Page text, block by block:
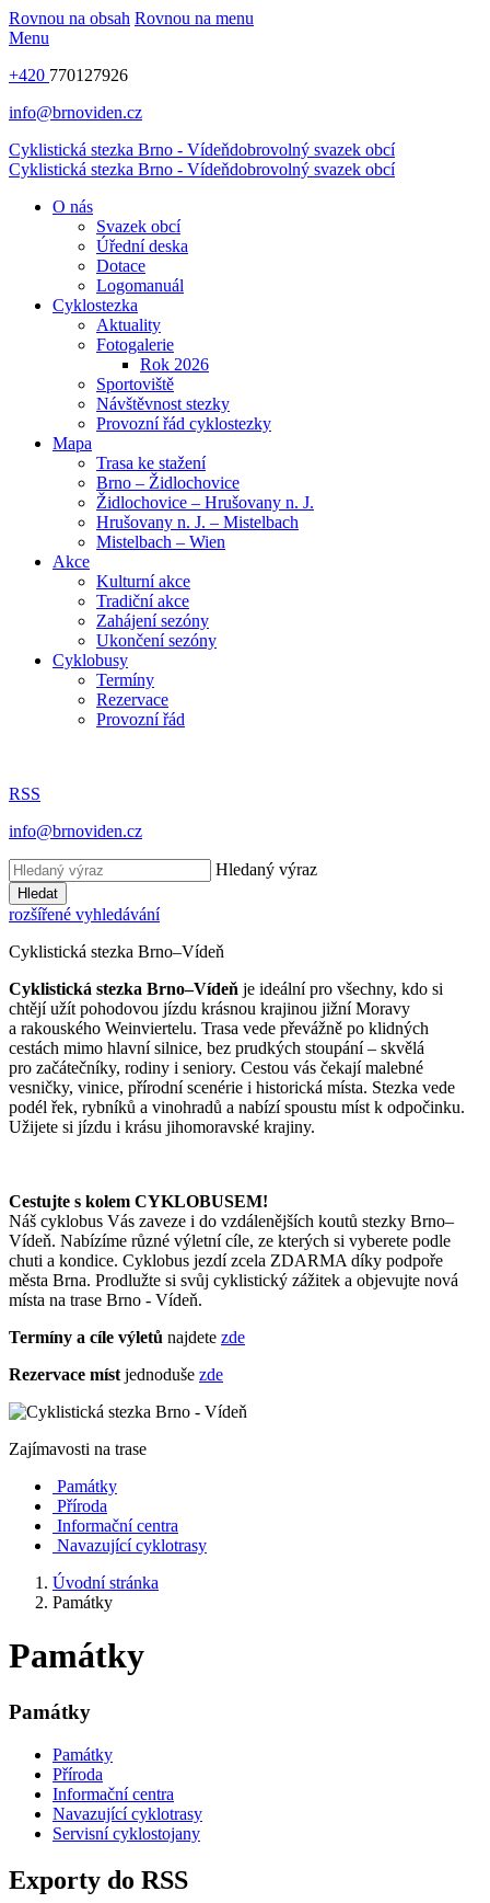
Rovnou na obsah Rovnou na menu
Menu
+420 770127926
info@brnoviden.cz
Cyklistická stezka Brno - Vídeňdobrovolný svazek obcí
Cyklistická stezka Brno - Vídeňdobrovolný svazek obcí
O nás
Svazek obcí
Úřední deska
Dotace
Logomanuál
Cyklostezka
Aktuality
Fotogalerie
Rok 2026
Sportoviště
Návštěvnost stezky
Provozní řád cyklostezky
Mapa
Trasa ke stažení
Brno – Židlochovice
Židlochovice – Hrušovany n. J.
Hrušovany n. J. – Mistelbach
Mistelbach – Wien
Akce
Kulturní akce
Tradiční akce
Zahájení sezóny
Ukončení sezóny
Cyklobusy
Termíny
Rezervace
Provozní řád
RSS
info@brnoviden.cz
Hledaný výraz
Hledat
rozšířené vyhledávání
Cyklistická stezka Brno–Vídeň
Cyklistická stezka Brno–Vídeň je ideální pro všechny, kdo si
chtějí užít pohodovou jízdu krásnou krajinou jižní Moravy
a rakouského Weinviertelu. Trasa vede převážně po klidných
cestách mimo hlavní silnice, bez prudkých stoupání – skvělá
pro začátečníky, rodiny i seniory. Cestou vás čekají malebné
vesničky, vinice, přírodní scenérie i historická místa. Stezka vede
podél řek, rybníků a vinohradů a nabízí spoustu míst k odpočinku.
Užijete si jízdu i krásu jihomoravské krajiny.
Cestujte s kolem CYKLOBUSEM!
Náš cyklobus Vás zaveze i do vzdálenějších koutů stezky Brno–
Vídeň. Nabízíme různé výletní cíle, ze kterých si vyberete podle
chuti a kondice. Cyklobus jezdí zcela ZDARMA díky podpoře
města Brna. Prodlužte si svůj cyklistický zážitek a objevujte nová
místa na trase Brno - Vídeň.
Termíny a cíle výletů najdete zde
Rezervace míst jednoduše zde
Zajímavosti na trase
Památky
Příroda
Informační centra
Navazující cyklotrasy
Úvodní stránka
Památky
Památky
Památky
Památky
Příroda
Informační centra
​​Navazující cyklotrasy
Servisní cyklostojany
Exporty do RSS